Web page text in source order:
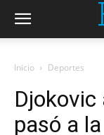
Inicio Deportes
Djokovic
pasó a